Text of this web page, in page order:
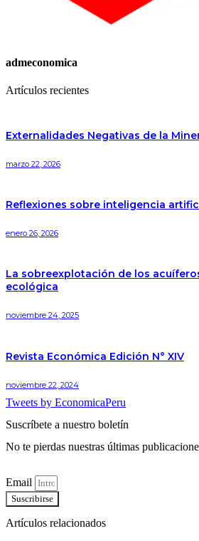
admeconomica
Artículos recientes
Externalidades Negativas de la
marzo 22, 2026
Reflexiones sobre inteligencia
enero 26, 2026
La sobreexplotación de los
ecológica
noviembre 24, 2025
Revista Económica Edición N° XIV
noviembre 22, 2024
Tweets by EconomicaPeru
Suscríbete a nuestro boletín
No te pierdas nuestras últimas
Email
Suscribirse
Artículos relacionados